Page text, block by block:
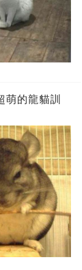
萌的龍貓訓